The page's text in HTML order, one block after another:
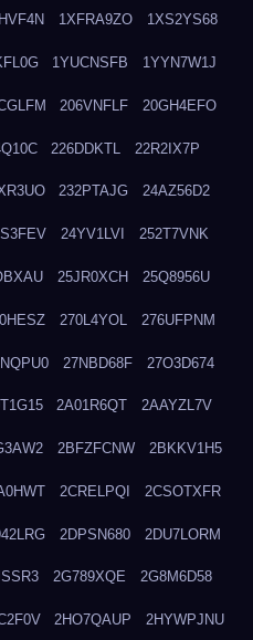
1XFRA9ZO 1XS2YS68
1YUCNSFB 1YYN7W1J
206VNFLF 20GH4EFO
226DDKTL 22R2IX7P
232PTAJG 24AZ56D2
24YV1LVI 252T7VNK
25JR0XCH 25Q8956U
270L4YOL 276UFPNM
27NBD68F 27O3D674
2A01R6QT 2AAYZL7V
2BFZFCNW 2BKKV1H5
2CRELPQI 2CSOTXFR
2DPSN680 2DU7LORM
2G789XQE 2G8M6D58
2HO7QAUP 2HYWPJNU